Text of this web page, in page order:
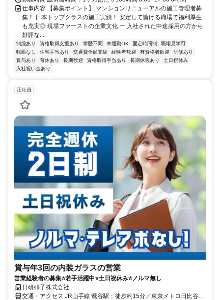
仕事内容 【募集ポイント】 マンションリニューアルの施工管理者募
集！ 日本トップクラスの施工実績！ 安定して働ける職場で福利厚生
も充実◎ 現場ファーストの企業文化 ー 入社された中途採用の方から
好評な...
制服あり 資格取得支援あり 学歴不問 車通勤OK 固定時間制
職場見学可
転勤なし
住宅手当あり 交通費全額支給 経験者歓迎 有資格者歓迎
研修あり
賞与あり
育休あり 長期歓迎 資格取得手当あり 長期休暇あり
土日祝休み
入社祝い金あり
正社員
賞与年3回の内装ガラスの営業
営業経験者の募集⭐若手活躍中⭐土日祝休み⭐ノルマ無し
日研硝子株式会社
交通・アクセス JR山手線 鶯谷駅：徒歩約15分／東京メトロ日比谷線